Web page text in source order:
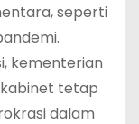
seperti
kementerian
tetap
dalam